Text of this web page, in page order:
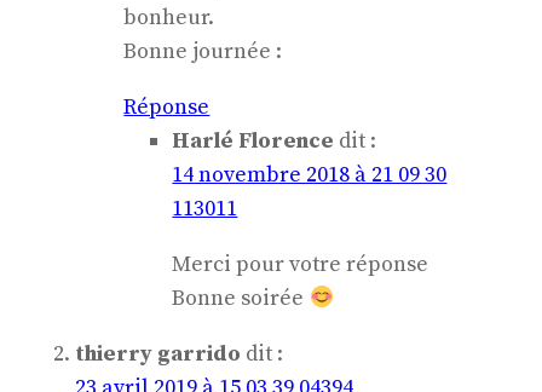
bonheur.
Bonne journée :
Réponse
Harlé Florence dit :
14 novembre 2018 à 21 09 30
113011
Merci pour votre réponse
Bonne soirée
thierry garrido dit :